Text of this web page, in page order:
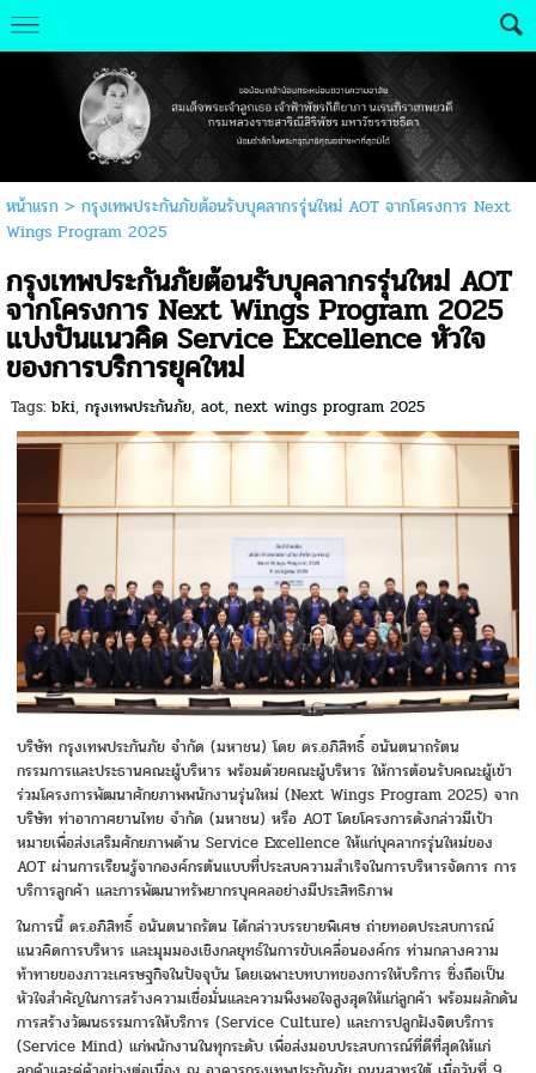
หน้าแรก> กรุงเทพประกันภัยต้อนรับบุคลากรรุ่นใหม่ AOT จากโครงการ Next
Wings Program 2025
กรุงเทพประกันภัยต้อนรับบุคลากรรุ่นใหม่ AOT
จากโครงการ Next Wings Program 2025
แบ่งปันแนวคิด Service Excellence หัวใจ
ของการบริการยุคใหม่
Tags: bki, กรุงเทพประกันภัย, aot, next wings program 2025
บริษัท กรุงเทพประกันภัย จำกัด (มหาชน) โดย ดร.อภิสิทธิ์ อนันตนาถรัตน
กรรมการและประธานคณะผู้บริหาร พร้อมด้วยคณะผู้บริหาร ให้การต้อนรับคณะผู้เข้า
ร่วมโครงการพัฒนาศักยภาพพนักงานรุ่นใหม่ (Next Wings Program 2025) จาก
บริษัท ท่าอากาศยานไทย จำกัด (มหาชน) หรือ AOT โดยโครงการดังกล่าวมีเป้า
หมายเพื่อส่งเสริมศักยภาพด้าน Service Excellence ให้แก่บุคลากรรุ่นใหม่ของ
AOT ผ่านการเรียนรู้จากองค์กรต้นแบบที่ประสบความสำเร็จในการบริหารจัดการ การ
บริการลูกค้า และการพัฒนาทรัพยากรบุคคลอย่างมีประสิทธิภาพ
ในการนี้ ดร.อภิสิทธิ์ อนันตนาถรัตน ได้กล่าวบรรยายพิเศษ ถ่ายทอดประสบการณ์
แนวคิดการบริหาร และมุมมองเชิงกลยุทธ์ในการขับเคลื่อนองค์กร ท่ามกลางความ
ท้าทายของภาวะเศรษฐกิจในปัจจุบัน โดยเฉพาะบทบาทของการให้บริการ ซึ่งถือเป็น
หัวใจสำคัญในการสร้างความเชื่อมั่นและความพึงพอใจสูงสุดให้แก่ลูกค้า พร้อมผลักดัน
การสร้างวัฒนธรรมการให้บริการ (Service Culture) และการปลูกฝังจิตบริการ
(Service Mind) แก่พนักงานในทุกระดับ เพื่อส่งมอบประสบการณ์ที่ดีที่สุดให้แก่